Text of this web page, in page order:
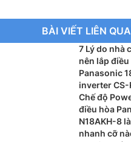
BÀI VIẾT LIÊN
7 Lý do nhà
nên lắp điều
Panasonic
inverter CS-
8BD
Chế độ
điều hòa
N18AKH-8
nhanh cỡ